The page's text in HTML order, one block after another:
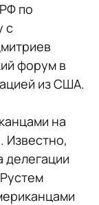
по
с
форум в
из США.
на
Известно,
делегации